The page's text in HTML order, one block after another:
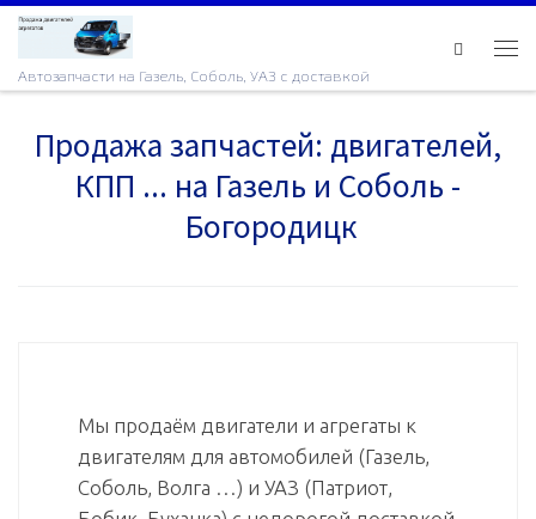
Skip to content
Автозапчасти на Газель, Соболь, УАЗ с доставкой
Продажа запчастей: двигателей,
КПП ... на Газель и Соболь -
Богородицк
Мы продаём двигатели и агрегаты к
двигателям для автомобилей (Газель,
Соболь, Волга …) и УАЗ (Патриот,